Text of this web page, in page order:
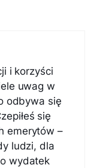
i korzyści
uwag w
odbywa się
się
emerytów –
ludzi, dla
wydatek